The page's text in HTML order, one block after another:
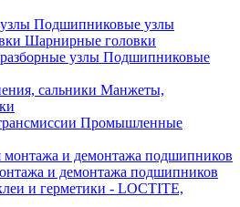
Подшипниковые узлы
Шарнирные головки
Подшипниковые
Манжеты,
Промышленные
и демонтажа подшипников